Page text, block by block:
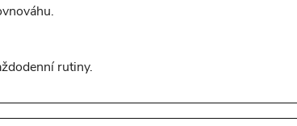
rutiny.